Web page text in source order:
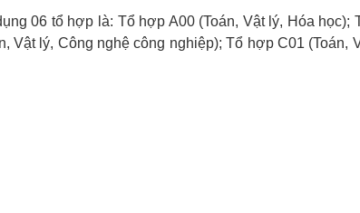
06 tổ hợp là: Tổ hợp A00 (Toán, Vật lý, Hóa
Vật lý, Công nghệ công nghiệp); Tổ hợp C01